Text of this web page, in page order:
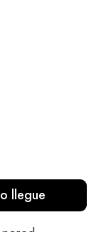
llegue